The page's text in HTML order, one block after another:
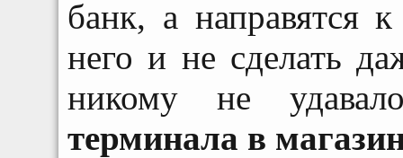
банк, а направятся
него и не сделать
никому не
терминала в